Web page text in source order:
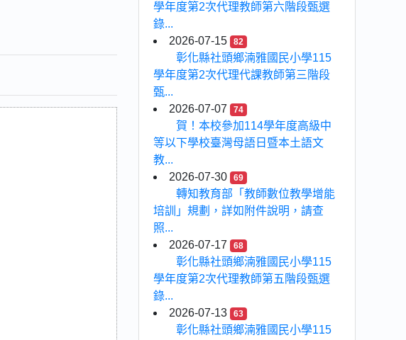
學年度第2次代理教師第六階段甄選
錄...
2026-07-15
82
彰化縣社頭鄉湳雅國民小學115
學年度第2次代理代課教師第三階段
甄...
2026-07-07
74
賀！本校參加114學年度高級中
等以下學校臺灣母語日暨本土語文
教...
2026-07-30
69
轉知教育部「教師數位教學增能
培訓」規劃，詳如附件說明，請查
照...
2026-07-17
68
彰化縣社頭鄉湳雅國民小學115
學年度第2次代理教師第五階段甄選
錄...
2026-07-13
63
彰化縣社頭鄉湳雅國民小學115